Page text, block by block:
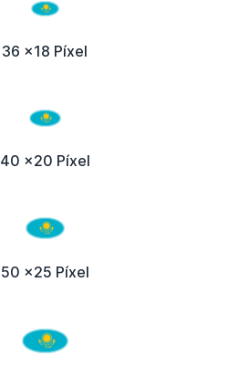
36 x18 Píxel
40 x20 Píxel
50 x25 Píxel